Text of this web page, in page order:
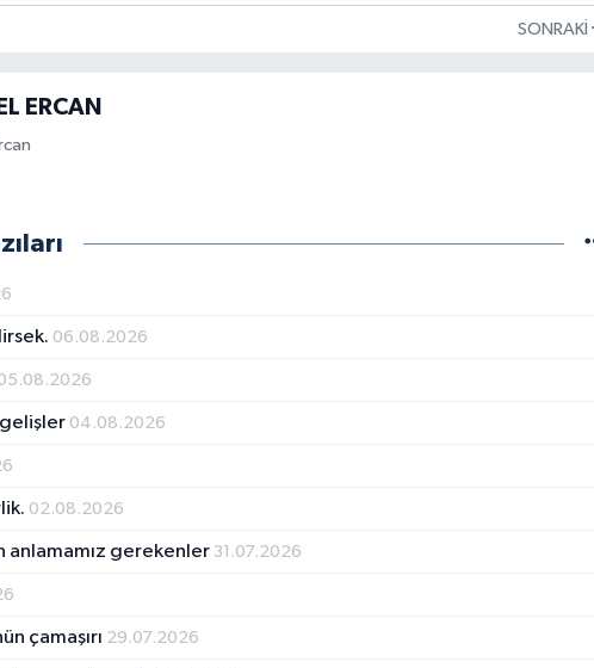
SONRAKI
ERCAN
06.08.2026
04.08.2026
02.08.2026
gerekenler 31.07.2026
çamaşırı 29.07.2026